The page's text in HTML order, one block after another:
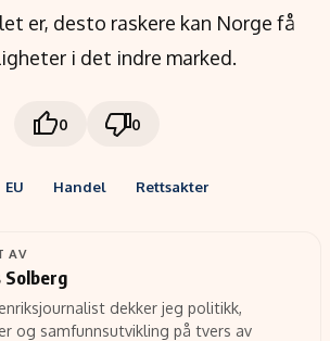
er, desto raskere kan Norge få
i det indre marked.
0 0
EU Handel Rettsakter
AV
Solberg
dekker jeg politikk,
og samfunnsutvikling på tvers av